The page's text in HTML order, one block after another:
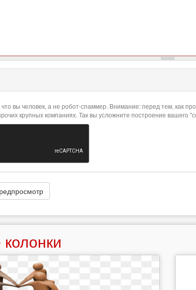
вы человек, а не робот-спаммер. Внимание: перед тем, как
крупных компаниях. Так вы усложните построение вашего